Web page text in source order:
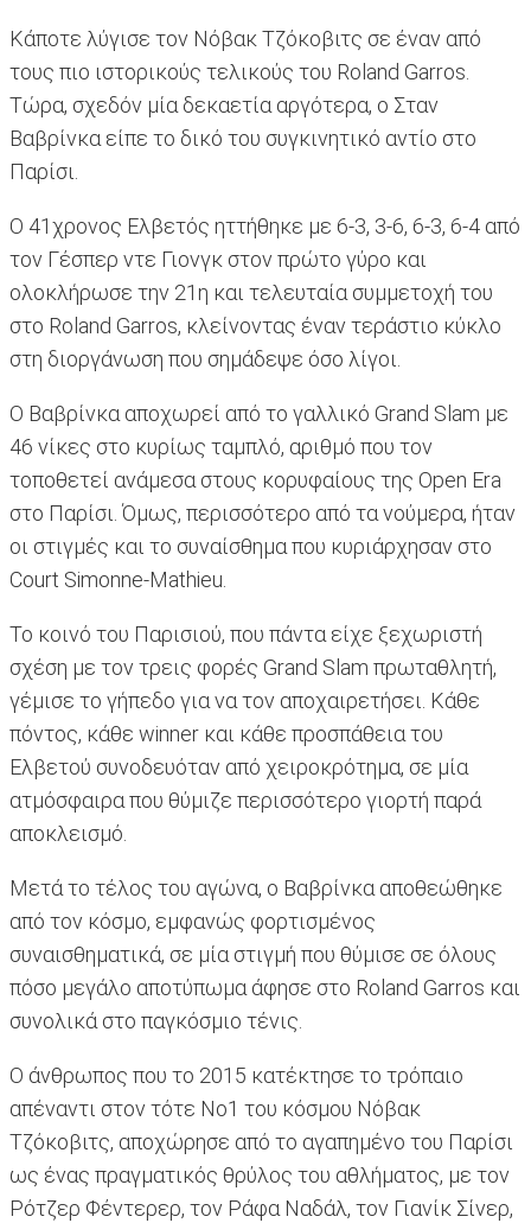
Κάποτε λύγισε τον Νόβακ Τζόκοβιτς σε έναν από
τους πιο ιστορικούς τελικούς του Roland Garros.
Τώρα, σχεδόν μία δεκαετία αργότερα, ο Σταν
Βαβρίνκα είπε το δικό του συγκινητικό αντίο στο
Παρίσι.
Ο 41χρονος Ελβετός ηττήθηκε με 6-3, 3-6, 6-3, 6-4 από
τον Γέσπερ ντε Γιονγκ στον πρώτο γύρο και
ολοκλήρωσε την 21η και τελευταία συμμετοχή του
στο Roland Garros, κλείνοντας έναν τεράστιο κύκλο
στη διοργάνωση που σημάδεψε όσο λίγοι.
Ο Βαβρίνκα αποχωρεί από το γαλλικό Grand Slam με
46 νίκες στο κυρίως ταμπλό, αριθμό που τον
τοποθετεί ανάμεσα στους κορυφαίους της Open Era
στο Παρίσι. Όμως, περισσότερο από τα νούμερα, ήταν
οι στιγμές και το συναίσθημα που κυριάρχησαν στο
Court Simonne-Mathieu.
Το κοινό του Παρισιού, που πάντα είχε ξεχωριστή
σχέση με τον τρεις φορές Grand Slam πρωταθλητή,
γέμισε το γήπεδο για να τον αποχαιρετήσει. Κάθε
πόντος, κάθε winner και κάθε προσπάθεια του
Ελβετού συνοδευόταν από χειροκρότημα, σε μία
ατμόσφαιρα που θύμιζε περισσότερο γιορτή παρά
αποκλεισμό.
Μετά το τέλος του αγώνα, ο Βαβρίνκα αποθεώθηκε
από τον κόσμο, εμφανώς φορτισμένος
συναισθηματικά, σε μία στιγμή που θύμισε σε όλους
πόσο μεγάλο αποτύπωμα άφησε στο Roland Garros και
συνολικά στο παγκόσμιο τένις.
Ο άνθρωπος που το 2015 κατέκτησε το τρόπαιο
απέναντι στον τότε Νο1 του κόσμου Νόβακ
Τζόκοβιτς, αποχώρησε από το αγαπημένο του Παρίσι
ως ένας πραγματικός θρύλος του αθλήματος, με τον
Ρότζερ Φέντερερ, τον Ράφα Ναδάλ, τον Γιανίκ Σίνερ,